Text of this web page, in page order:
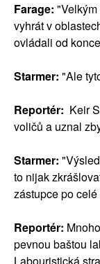
Farage:
vyhrát v
ovládali od
Starmer: "Ale
Reportér: Keir
voličů a uznal
Starmer:
to nijak
zástupce po celé
Reportér:
pevnou baštou